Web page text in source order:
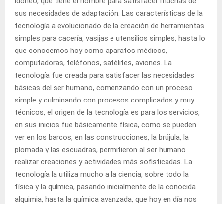
sus necesidades de adaptación. Las características de la
tecnología a evolucionado de la creación de herramientas
simples para cacería, vasijas e utensilios simples, hasta lo
que conocemos hoy como aparatos médicos,
computadoras, teléfonos, satélites, aviones. La
tecnología fue creada para satisfacer las necesidades
básicas del ser humano, comenzando con un proceso
simple y culminando con procesos complicados y muy
técnicos, el origen de la tecnología es para los servicios,
en sus inicios fue básicamente física, como se pueden
ver en los barcos, en las construcciones, la brújula, la
plomada y las escuadras, permitieron al ser humano
realizar creaciones y actividades más sofisticadas. La
tecnología la utiliza mucho a la ciencia, sobre todo la
física y la química, pasando inicialmente de la conocida
alquimia, hasta la química avanzada, que hoy en día nos